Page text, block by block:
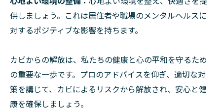
供しましょう。これは居住者や職場のメンタルヘルスに
対するポジティブな影響を持ちます。
カビからの解放は、私たちの健康と心の平和を守るため
の重要な一歩です。プロのアドバイスを仰ぎ、適切な対
策を講じて、カビによるリスクから解放され、安心と健
康を確保しましょう。